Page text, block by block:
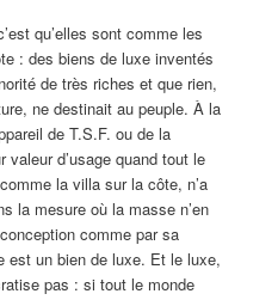
qu’elles sont comme les
: des biens de luxe inventés
de très riches et que rien,
ne destinait au peuple. À la
de T.S.F. ou de la
d’usage quand tout le
la villa sur la côte, n’a
la mesure où la masse n’en
comme par sa
est un bien de luxe. Et le luxe,
pas : si tout le monde